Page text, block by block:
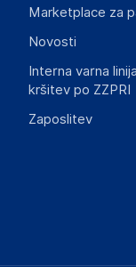
Slike o
Marketplace za
Novosti
Interna varna
kršitev po ZZPRI
Zaposlitev